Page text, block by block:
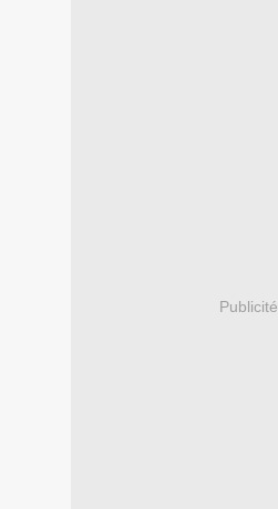
Publicité